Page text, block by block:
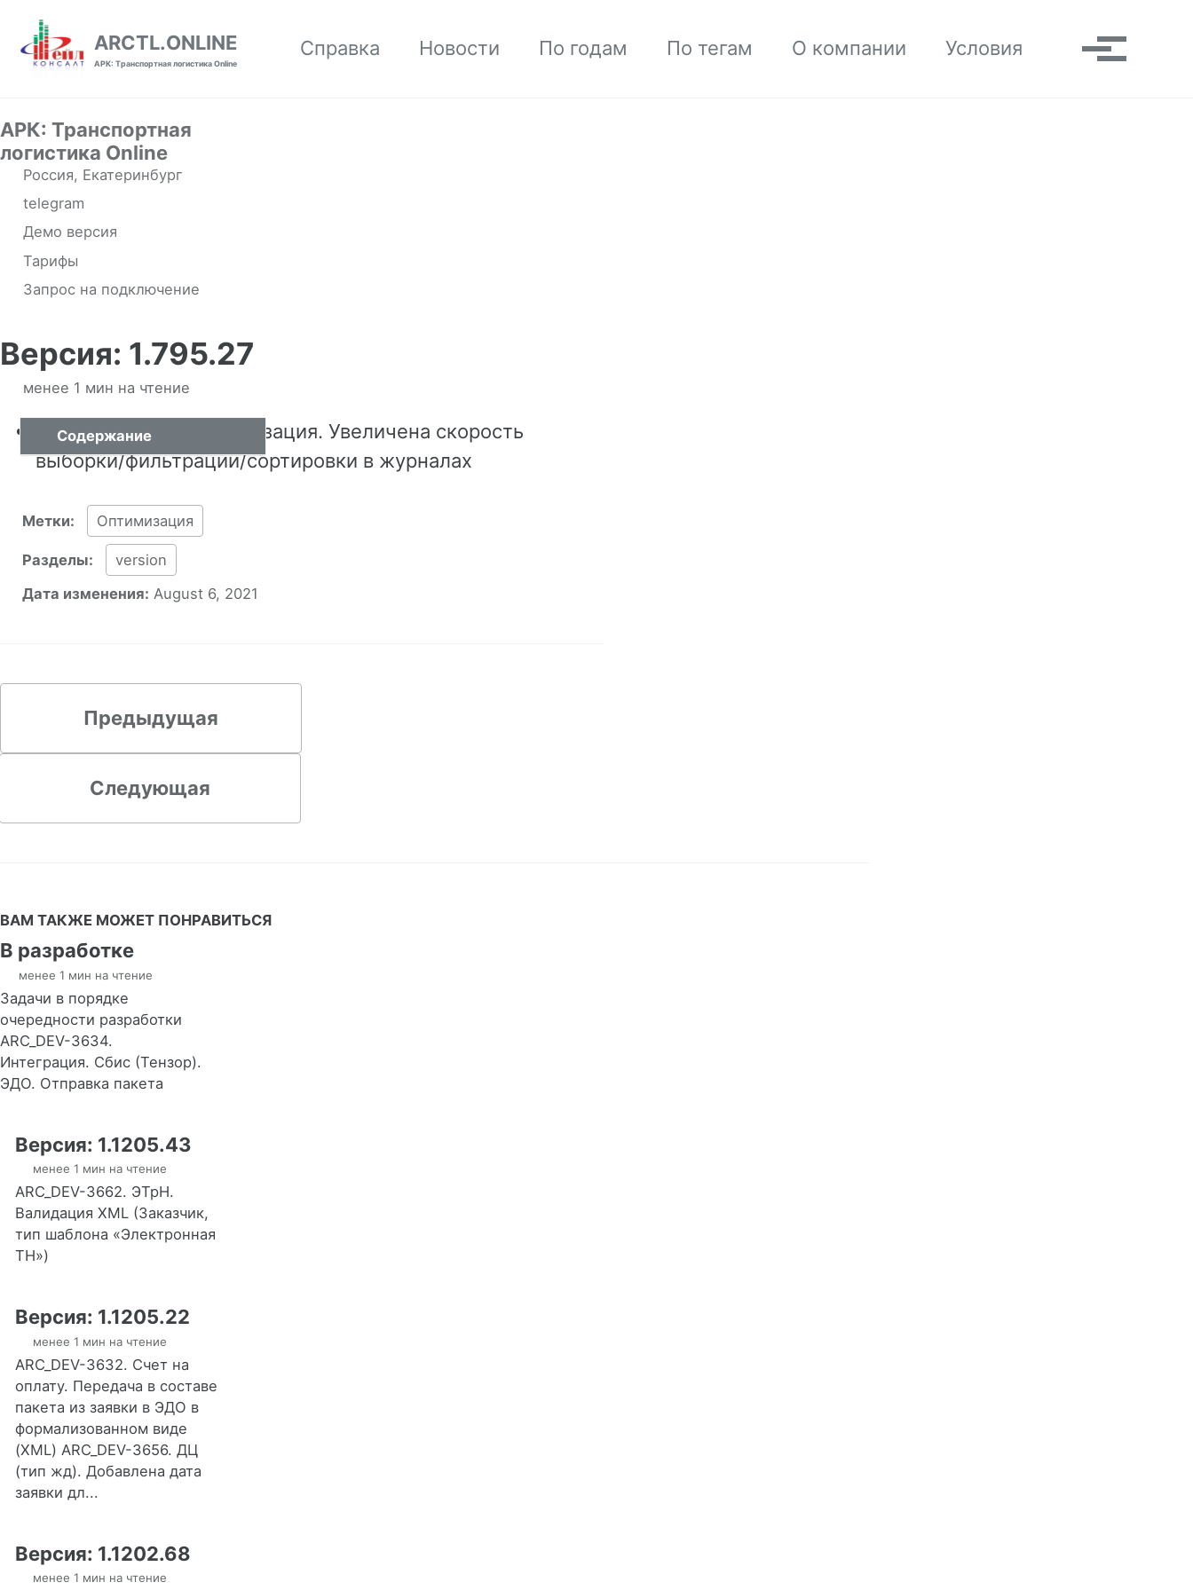
ARCTL.ONLINE
АРК: Транспортная логистика Online
Справка Новости По годам По тегам О компании Условия Toggle search
АРК: Транспортная
логистика Online
Россия, Екатеринбург
telegram
Демо версия
Тарифы
Запрос на подключение
Версия: 1.795.27
менее 1 мин на чтение
Содержание
ARC_DEV-2496. Оптимизация. Увеличена скорость
выборки/фильтрации/сортировки в журналах
Метки: Оптимизация
Разделы:
version
Дата изменения: August 6, 2021
Предыдущая
Следующая
ВАМ ТАКЖЕ МОЖЕТ ПОНРАВИТЬСЯ
В разработке
менее 1 мин на чтение
Задачи в порядке
очередности разработки
ARC_DEV-3634.
Интеграция. Сбис (Тензор).
ЭДО. Отправка пакета
Версия: 1.1205.43
менее 1 мин на чтение
ARC_DEV-3662. ЭТрН.
Валидация XML (Заказчик,
тип шаблона «Электронная
ТН»)
Версия: 1.1205.22
менее 1 мин на чтение
ARC_DEV-3632. Счет на
оплату. Передача в составе
пакета из заявки в ЭДО в
формализованном виде
(XML) ARC_DEV-3656. ДЦ
(тип жд). Добавлена дата
заявки дл...
Версия: 1.1202.68
менее 1 мин на чтение